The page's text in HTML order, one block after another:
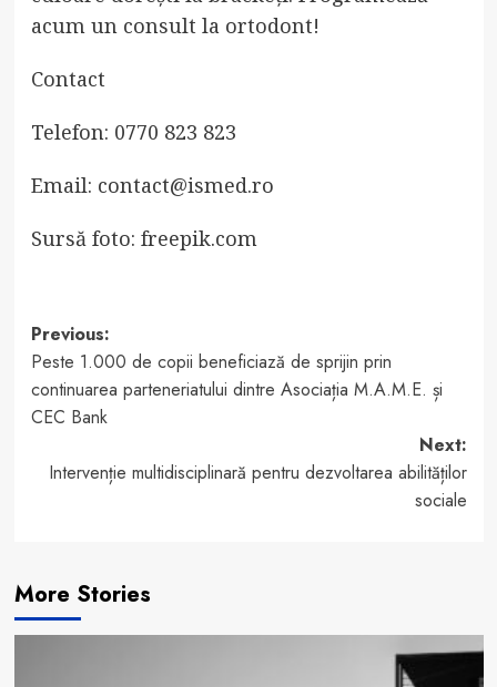
acum un consult la ortodont!
Contact
Telefon: 0770 823 823
Email: contact@ismed.ro
Sursă foto: freepik.com
Post
navigation
Previous:
Peste 1.000 de copii beneficiază de sprijin prin
continuarea parteneriatului dintre Asociația M.A.M.E. și
CEC Bank
Next:
Intervenție multidisciplinară pentru dezvoltarea abilităților
sociale
More Stories